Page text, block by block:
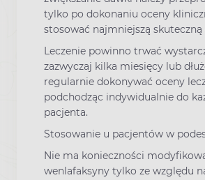
tylko po dokonaniu oceny
stosować najmniejszą skuteczną
Leczenie powinno trwać
zazwyczaj kilka miesięcy lub
regularnie dokonywać oceny
podchodząc indywidualnie do
pacjenta.
Stosowanie u pacjentów w
Nie ma konieczności
wenlafaksyny tylko ze względu